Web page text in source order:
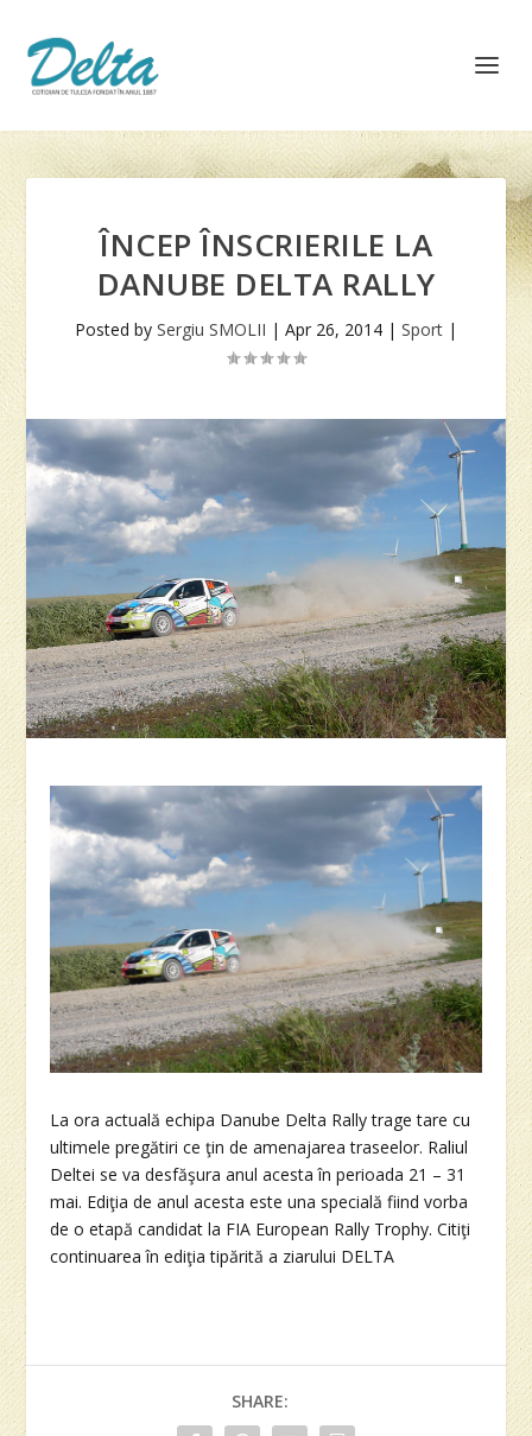
ÎNCEP ÎNSCRIERILE LA
DANUBE DELTA RALLY
Posted by Sergiu SMOLII | Apr 26, 2014 | Sport |
La ora actuală echipa Danube Delta Rally trage tare cu
ultimele pregătiri ce ţin de amenajarea traseelor. Raliul
Deltei se va desfăşura anul acesta în perioada 21 – 31
mai. Ediţia de anul acesta este una specială fiind vorba
de o etapă candidat la FIA European Rally Trophy. Citiţi
continuarea în ediţia tipărită a ziarului DELTA
SHARE: